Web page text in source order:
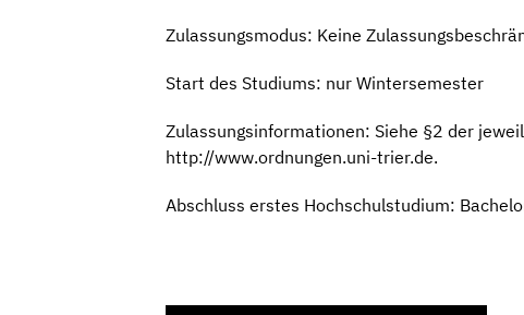
Zulassungsmodus: Keine
Start des Studiums: nur Wintersemester
Zulassungsinformationen: Siehe §2 der
http://www.ordnungen.uni-trier.de.
Abschluss erstes Hochschulstudium: